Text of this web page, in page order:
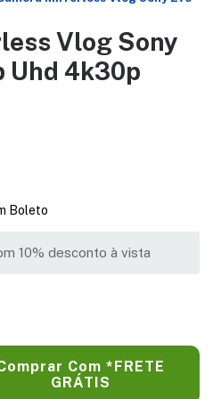
Vlog Sony
Uhd 4k30p
Boleto
10% desconto à vista